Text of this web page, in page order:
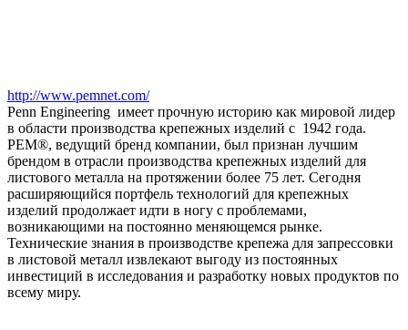
http://www.pemnet.com/
Penn Engineering имеет прочную историю как мировой лидер
в области производства крепежных изделий с 1942 года.
PEM®️, ведущий бренд компании, был признан лучшим
брендом в отрасли производства крепежных изделий для
листового металла на протяжении более 75 лет. Сегодня
расширяющийся портфель технологий для крепежных
изделий продолжает идти в ногу с проблемами,
возникающими на постоянно меняющемся рынке.
Технические знания в производстве крепежа для запрессовки
в листовой металл извлекают выгоду из постоянных
инвестиций в исследования и разработку новых продуктов по
всему миру.